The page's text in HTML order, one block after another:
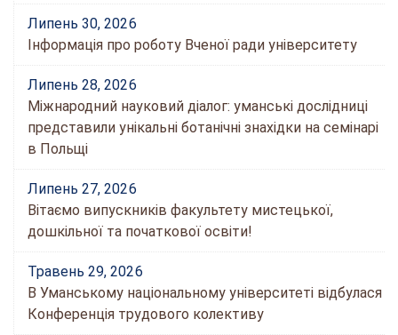
Липень 30, 2026
Інформація про роботу Вченої ради університету
Липень 28, 2026
Міжнародний науковий діалог: уманські дослідниці
представили унікальні ботанічні знахідки на семінарі
в Польщі
Липень 27, 2026
Вітаємо випускників факультету мистецької,
дошкільної та початкової освіти!
Травень 29, 2026
В Уманському національному університеті відбулася
Конференція трудового колективу